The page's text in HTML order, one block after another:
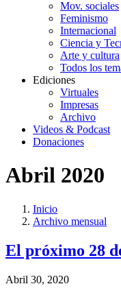
Mov. sociales
Feminismo
Internacional
Ciencia y
Arte y cultura
Todos los
Ediciones
Virtuales
Impresas
Archivo
Videos & Podcast
Donaciones
Abril 2020
Enlaces
de
ayuda
a
You
here:
Inicio
Archivo mensual
El próximo 28
Abril 30, 2020